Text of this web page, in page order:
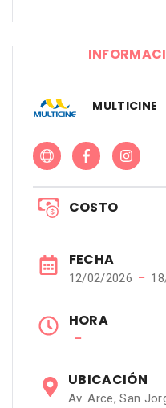
MULTICINE
COSTO
FECHA
12/02/2026 −
HORA
−
UBICACIÓN
Av. Arce, San